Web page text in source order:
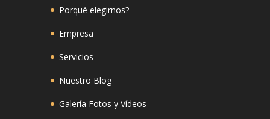
Porqué elegirnos?
Empresa
Servicios
Nuestro Blog
Galería Fotos y Vídeos